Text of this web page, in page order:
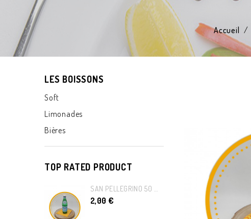
Accueil
LES BOISSONS
Soft
Limonades
Bières
TOP RATED PRODUCT
2,00 €